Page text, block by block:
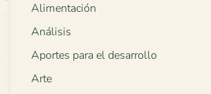
Alimentación
Análisis
Aportes para el desarrollo
Arte